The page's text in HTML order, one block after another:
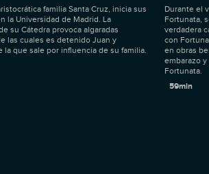
familia Santa Cruz, inicia sus
la Universidad de Madrid. La
su Cátedra provoca algaradas
las cuales es detenido Juan y
la que sale por influencia de su familia.
Durante el
Fortunata,
verdadera
con
en obras
embarazo
Fortunata.
59min